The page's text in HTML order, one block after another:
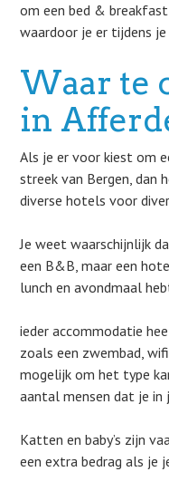
om een bed &
waardoor je er tijdens
Waar te
in
Als je er voor kiest om
streek van Bergen, dan
diverse hotels voor
Je weet waarschijnlijk
een B&B, maar een
lunch en avondmaal
ieder accommodatie
zoals een zwembad,
mogelijk om het type
aantal mensen dat je in
Katten en baby’s zijn
een extra bedrag als je